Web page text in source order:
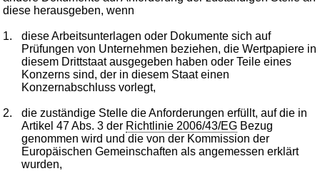
diese herausgeben, wenn
1.
diese Arbeitsunterlagen oder Dokumente sich auf
Prüfungen von Unternehmen beziehen, die Wertpapiere in
diesem Drittstaat ausgegeben haben oder Teile eines
Konzerns sind, der in diesem Staat einen
Konzernabschluss vorlegt,
2.
die zuständige Stelle die Anforderungen erfüllt, auf die in
Artikel 47 Abs. 3 der Richtlinie 2006/43/EG Bezug
genommen wird und die von der Kommission der
Europäischen Gemeinschaften als angemessen erklärt
wurden,